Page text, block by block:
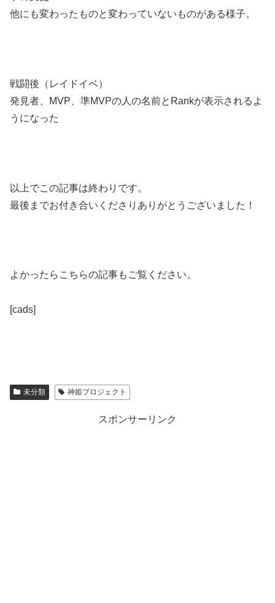
他にも変わったものと変わっていないものがある様子。
戦闘後（レイドイベ）
発見者、MVP、準MVPの人の名前とRankが表示されるよ
うになった
以上でこの記事は終わりです。
最後までお付き合いくださりありがとうございました！
よかったらこちらの記事もご覧ください。
[cads]
未分類 神姫プロジェクト
スポンサーリンク